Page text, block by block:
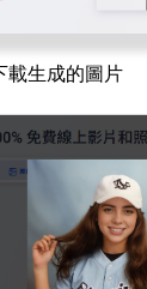
載生成的圖片